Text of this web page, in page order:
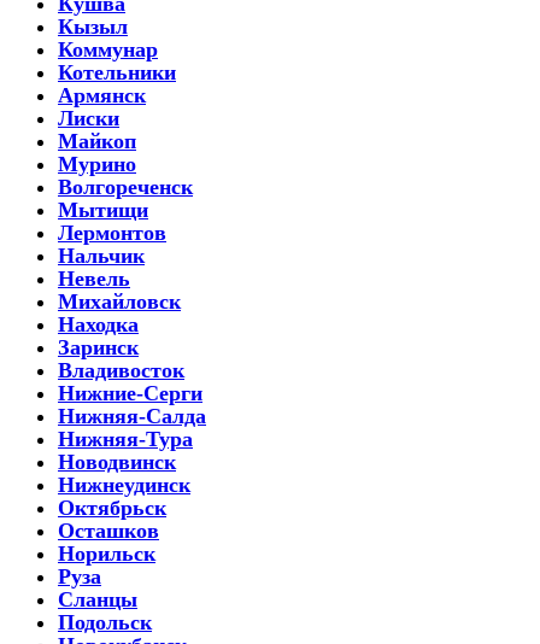
Кызыл
Коммунар
Котельники
Армянск
Лиски
Майкоп
Мурино
Волгореченск
Мытищи
Лермонтов
Нальчик
Невель
Михайловск
Находка
Заринск
Владивосток
Нижние-Серги
Нижняя-Салда
Нижняя-Тура
Новодвинск
Нижнеудинск
Октябрьск
Осташков
Норильск
Руза
Сланцы
Подольск